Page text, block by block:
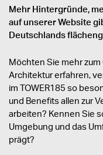
Mehr Hintergründe,
auf unserer Website
Deutschlands
Möchten Sie mehr
Architektur erfahren,
im TOWER185 so
und Benefits allen zur
arbeiten? Kennen Sie
Umgebung und das
prägt?